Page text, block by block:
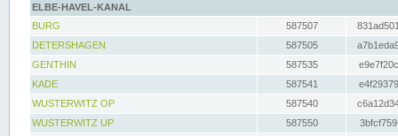
ELBE-HAVEL-KANAL
BURG
587507
DETERSHAGEN
587505
GENTHIN
587535
KADE
587541
WUSTERWITZ OP
587540
WUSTERWITZ UP
587550